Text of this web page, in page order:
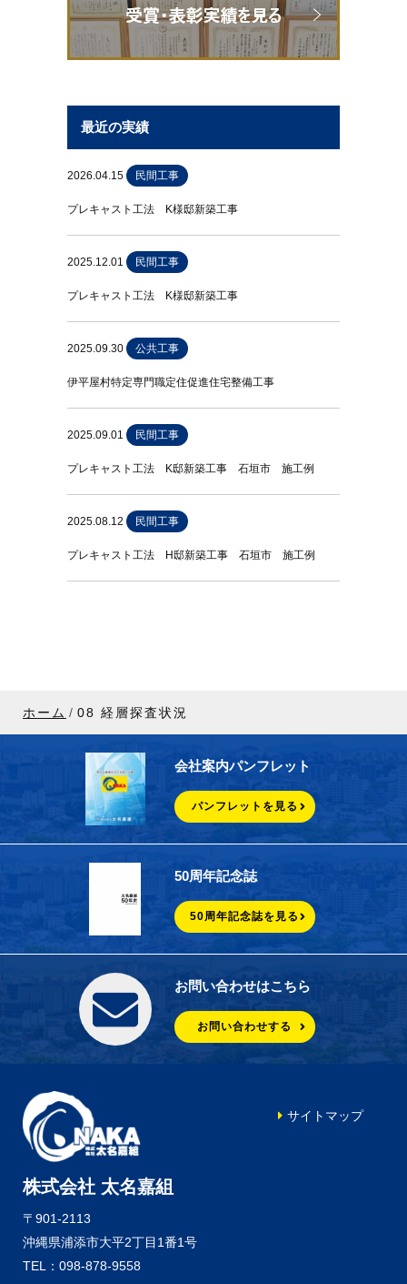
最近の実績
2026.04.15 民間工事
プレキャスト工法 K様邸新築工事
2025.12.01 民間工事
プレキャスト工法 K様邸新築工事
2025.09.30 公共工事
伊平屋村特定専門職定住促進住宅整備工事
2025.09.01 民間工事
プレキャスト工法 K邸新築工事 石垣市 施工例
2025.08.12 民間工事
プレキャスト工法 H邸新築工事 石垣市 施工例
ホーム 08 経層探査状況
会社案内パンフレット
パンフレットを見る
50周年記念誌
50周年記念誌を見る
お問い合わせはこちら
お問い合わせする
株式会社 太名嘉組
〒901-2113
沖縄県浦添市大平2丁目1番1号
TEL：098-878-9558
サイトマップ